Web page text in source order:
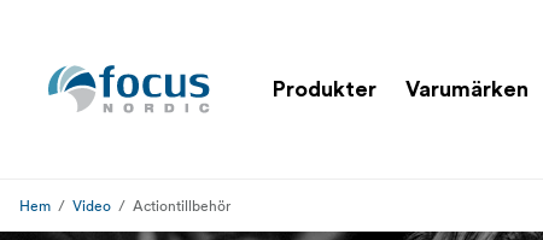
Produkter Varumärken
Hem Video Actiontillbehör